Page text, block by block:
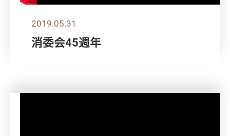
2019.05.31
消委会45週年